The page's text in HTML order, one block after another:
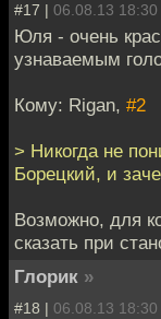
#17 | 06.08.13 18:30
Юля - очень
узнаваемым
Кому: Rigan, #2
> Никогда не
Борецкий, и
Возможно, для
сказать при
Глорик »
#18 | 06.08.13 18:30